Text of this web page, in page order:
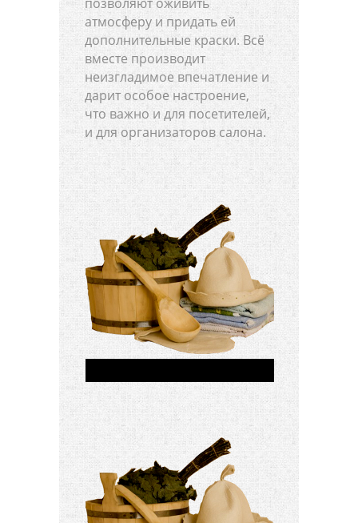
атмосферу и придать ей
дополнительные краски. Всё
вместе производит
неизгладимое впечатление и
дарит особое настроение,
что важно и для посетителей,
и для организаторов салона.